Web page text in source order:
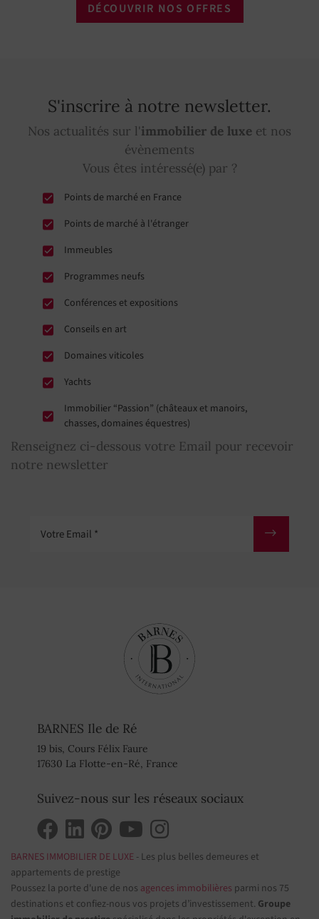
DÉCOUVRIR NOS OFFRES
S'inscrire à notre newsletter.
Nos actualités sur l'immobilier de luxe et nos
évènements
Vous êtes intéressé(e) par ?
Points de marché en France
Points de marché à l'étranger
Immeubles
Programmes neufs
Conférences et expositions
Conseils en art
Domaines viticoles
Yachts
Immobilier “Passion” (châteaux et manoirs,
chasses, domaines équestres)
Renseignez ci-dessous votre Email pour recevoir
notre newsletter
BARNES Ile de Ré
19 bis, Cours Félix Faure
17630 La Flotte-en-Ré, France
Suivez-nous sur les réseaux sociaux
BARNES IMMOBILIER DE LUXE - Les plus belles demeures et
appartements de prestige
Poussez la porte d'une de nos agences immobilières parmi nos 75
destinations et confiez-nous vos projets d’investissement. Groupe